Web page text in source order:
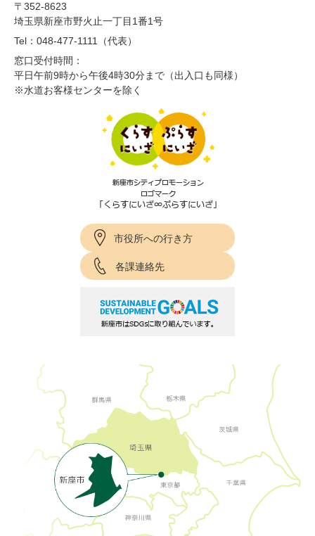
〒352-8623
埼玉県新座市野火止一丁目1番1号
Tel：048-477-1111（代表）
窓口受付時間：
平日午前9時から午後4時30分まで（出入口も同様）
※水道お客様センターを除く
市役所への行き方
各課連絡先